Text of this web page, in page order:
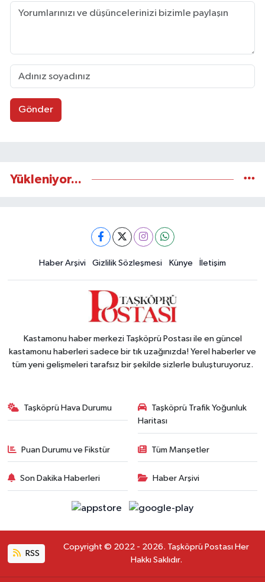
Gönder
Yükleniyor...
Haber Arşivi Gizlilik Sözleşmesi Künye İletişim
Kastamonu haber merkezi Taşköprü Postası ile en güncel
kastamonu haberleri sadece bir tık uzağınızda! Yerel haberler ve
tüm yeni gelişmeleri tarafsız bir şekilde sizlerle buluşturuyoruz.
Taşköprü Hava Durumu
Taşköprü Trafik Yoğunluk
Haritası
Puan Durumu ve Fikstür Tüm Manşetler
Son Dakika Haberleri Haber Arşivi
RSS
Copyright © 2022 - 2026. Taşköprü Postası Her
Hakkı Saklıdır.